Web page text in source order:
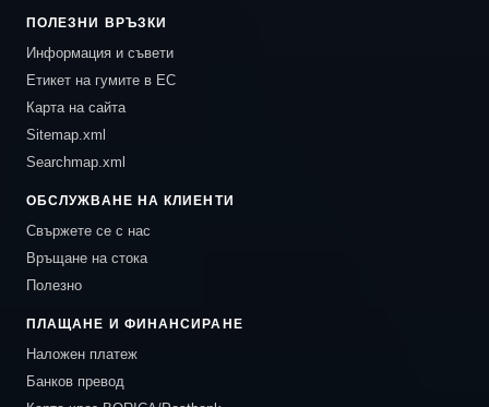
ПОЛЕЗНИ ВРЪЗКИ
Информация и съвети
Етикет на гумите в ЕС
Карта на сайта
Sitemap.xml
Searchmap.xml
ОБСЛУЖВАНЕ НА КЛИЕНТИ
Свържете се с нас
Връщане на стока
Полезно
ПЛАЩАНЕ И ФИНАНСИРАНЕ
Наложен платеж
Банков превод